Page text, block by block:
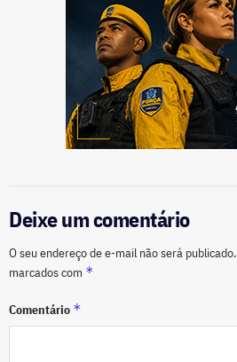
Deixe um comentário
O seu endereço de e-mail não será publicado.
marcados com *
Comentário *